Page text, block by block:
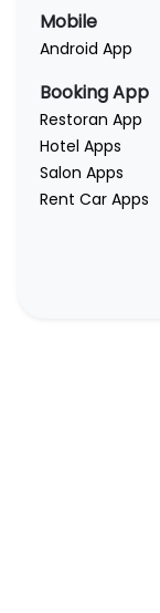
Mobile
Android App
Booking App
Restoran App
Hotel Apps
Salon Apps
Rent Car Apps